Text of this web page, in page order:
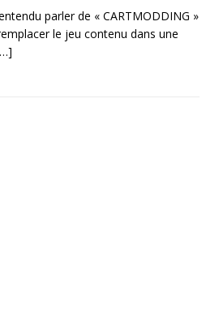
parler de « CARTMODDING »
le jeu contenu dans une